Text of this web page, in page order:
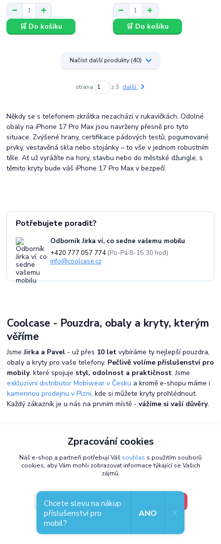
Potřebujete poradit?
Odborník Jirka ví, co sedne vašemu mobilu
+420 777 057 774 (Po-Pá 8-15:30 hod)
info@coolcase.cz
🛒 Do košíku 🛒 Do košíku
Načíst další produkty (40)
strana z 3 další
Někdy se s telefonem zkrátka nezachází v rukavičkách. Odolné
obaly na iPhone 17 Pro Max jsou navrženy přesně pro tyto
situace. Zvýšené hrany, certifikace pádových testů, pogumované
prvky, vestavěná skla nebo stojánky – to vše v jednom robustním
těle. Ať už vyrážíte na hory, stavbu nebo do městské džungle, s
těmito kryty bude váš iPhone 17 Pro Max v bezpečí.
Coolcase - Pouzdra, obaly a kryty, kterým
věříme
JsmeJirka a Pavel - už přes 10 let vybíráme ty nejlepší pouzdra,
obaly a kryty pro vaše telefony. Pečlivě volíme příslušenství pro
mobily, které spojuje styl, odolnost a praktičnost. Jsme
exkluzivní distributor Mobiwear v Česku a kromě e-shopu máme i
kamennou prodejnu v Plzni, kde si můžete kryty prohlédnout.
Každý zákazník je u nás na prvním místě - vážíme si vaší důvěry.
Zpracování cookies
Náš e-shop a partneři potřebují Váš souhlas s použitím souborů
cookies, aby Vám mohli zobrazovat informace týkající se Vašich
zájmů.
Nastavení V pořádku, jdu si vybrat
Souhlas můžete odmítnout
Chcete slevu na nákup
příslušenství pro
mobil?
ANO X